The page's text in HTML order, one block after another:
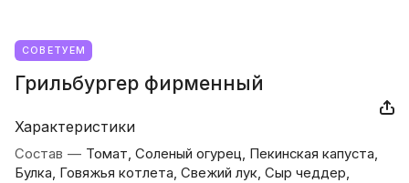
СОВЕТУЕМ
Грильбургер фирменный
Характеристики
Состав — Томат, Соленый огурец, Пекинская капуста,
Булка, Говяжья котлета, Свежий лук, Сыр чеддер,